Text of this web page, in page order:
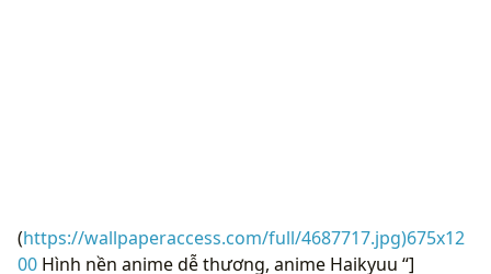
(https://wallpaperaccess.com/full/4687717.jpg)675x12
00 Hình nền anime dễ thương, anime Haikyuu “]